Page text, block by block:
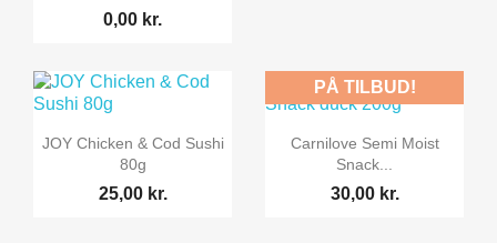
0,00 kr.
 Vis her
JOY Chicken & Cod Sushi
80g
25,00 kr.
 Vis her
Carnilove Semi Moist
Snack...
30,00 kr.
PÅ TILBUD!